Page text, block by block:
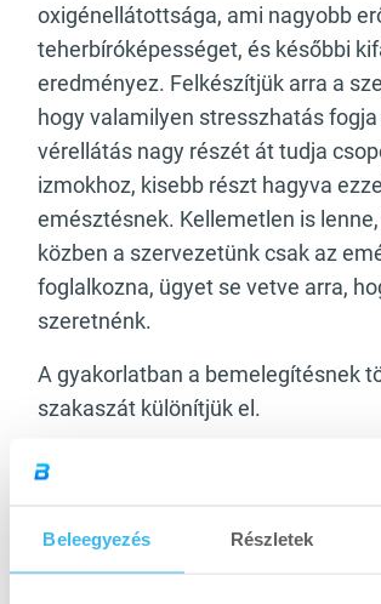
Beleegyezés Részletek
oxigénellátottsága, ami nagyobb
teherbíróképességet, és későbbi
eredményez. Felkészítjük arra a
hogy valamilyen stresszhatás
vérellátás nagy részét át tudja
izmokhoz, kisebb részt hagyva
emésztésnek. Kellemetlen is
közben a szervezetünk csak az
foglalkozna, ügyet se vetve arra,
szeretnénk.
A gyakorlatban a bemelegítésnek
szakaszát különítjük el.